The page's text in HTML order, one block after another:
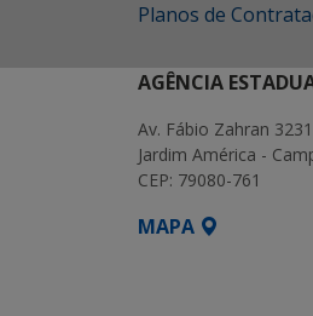
Planos de
AGÊNCIA
Av. Fábio Zahran 3231
Jardim América -
CEP: 79080-761
MAPA